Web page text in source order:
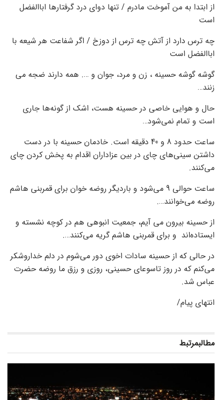
از ابتدا به من آموخت مادرم / تنها دوای درد گرفتارها اباالفضل
است
چه ترس دارد از آتش چه ترس از دوزخ / اگر شفاعت هر شیعه با
اباالفضل است
گوشه گوشه حسینه ، زن و مرد، جوان و …. همه دارند ضجه می
زنند…
حال و هوایی خاصی در حسینه هست، اشک از گونه‌ها جاری
است و تمام نمی‌شود…
ساعت حدود 8 و 40 دقیقه است. خادمان حسینه با در دست
داشتن سینی‌های چای در بین عزاداران اقدام به پخش کردن چای‌
می‌کنند.
ساعت حوالی 9 می‌شود و باردیگر روضه خوان برای قمربنی هاشم
روضه می‌خوانند….
از حسینه بیرون می آیم، جمعیت انبوهی هم در کوچه نشسته و
ایستاده‌اند و برای قمربنی هاشم گریه می‌کنند….
در حالی که از حسینه سادات اخوی دور می‌شوم در دلم خداروشکر
می‌کنم که در روز تاسوعای حسینی، روزی و رزق ما روضه حضرت
عباس شد.
انتهای پیام/
مطالبمرتبط